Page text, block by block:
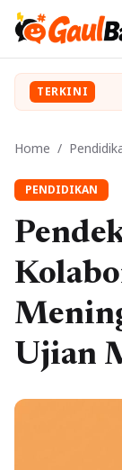
TERKINI
Home /
PENDIDIKAN
Ujian